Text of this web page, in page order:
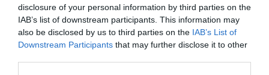
disclosure of your personal information by third parties on the
IAB’s list of downstream participants. This information may
also be disclosed by us to third parties on the IAB’s List of
Downstream Participants that may further disclose it to other
Noticias y novedades
Luis Serrano
02/05/2023
El ISCIII y COFARES desarrollarán